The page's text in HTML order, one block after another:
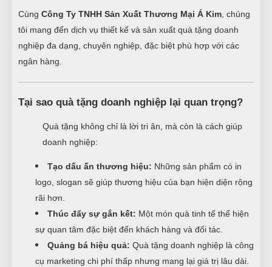
Cùng Công Ty TNHH Sản Xuất Thương Mại Á Kim, chúng
tôi mang đến dịch vụ thiết kế và sản xuất quà tặng doanh
nghiệp đa dạng, chuyên nghiệp, đặc biệt phù hợp với các
ngân hàng.
Tại sao quà tặng doanh nghiệp lại quan trọng?
Quà tặng không chỉ là lời tri ân, mà còn là cách giúp
doanh nghiệp:
Tạo dấu ấn thương hiệu: Những sản phẩm có in
logo, slogan sẽ giúp thương hiệu của bạn hiện diện rộng
rãi hơn.
Thúc đẩy sự gắn kết: Một món quà tinh tế thể hiện
sự quan tâm đặc biệt đến khách hàng và đối tác.
Quảng bá hiệu quả: Quà tặng doanh nghiệp là công
cụ marketing chi phí thấp nhưng mang lại giá trị lâu dài.